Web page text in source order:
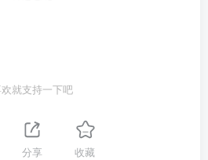
就支持一下吧
分享 收藏